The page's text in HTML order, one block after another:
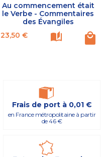
Au commencement était
le Verbe - Commentaires
des Évangiles
Prix
23,50 €
Frais de port à 0,01 €
en France métropolitaine à partir
de 46 €